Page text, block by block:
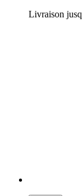
Livraison